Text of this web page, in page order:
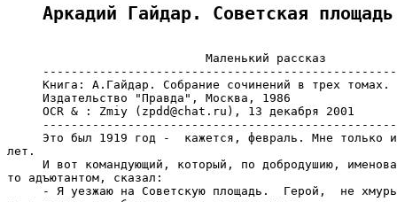
Аркадий Гайдар. Советская площадь
                            Маленький рассказ
Книга: А.Гайдар. Собрание сочинений в трех томах.
     Издательство "Правда", Москва, 1986
     OCR & : Zmiy (zpdd@chat.ru), 13 декабря 2001
Это был 1919 год -  кажется, февраль. Мне только
лет.
И вот командующий, который, по добродушию,
то адъютантом, сказал:
- Я уезжаю на Советскую площадь.  Герой,  не